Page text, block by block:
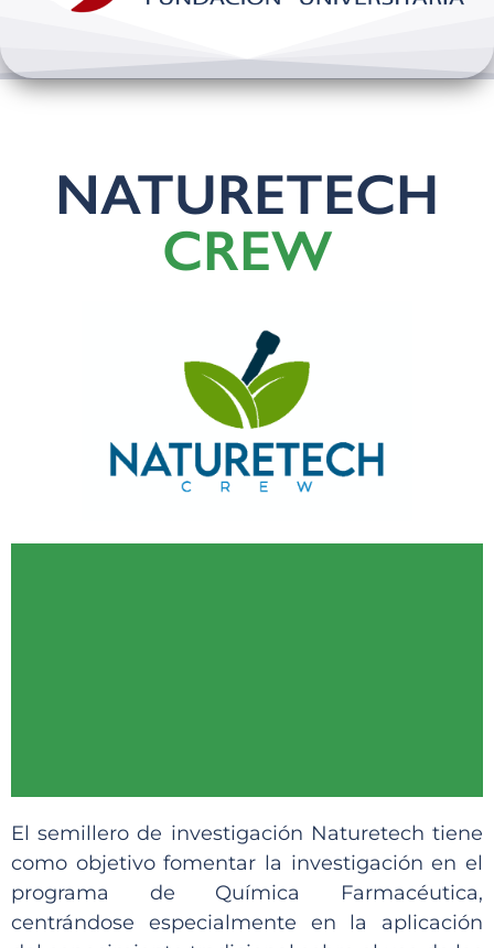
Internacionalización
Extension y desarrollo
NATURETECH
CREW
El semillero de investigación Naturetech tiene
como objetivo fomentar la investigación en el
programa de Química Farmacéutica,
centrándose especialmente en la aplicación